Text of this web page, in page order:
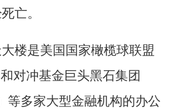
亡。
楼是美国国家橄榄球联盟
和对冲基金巨头黑石集团
等多家大型金融机构的办公